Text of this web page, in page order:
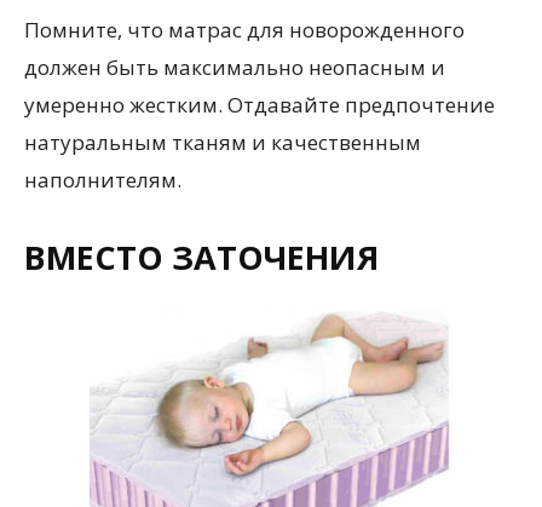
Помните, что матрас для новорожденного
должен быть максимально неопасным и
умеренно жестким. Отдавайте предпочтение
натуральным тканям и качественным
наполнителям.
ВМЕСТО ЗАТОЧЕНИЯ